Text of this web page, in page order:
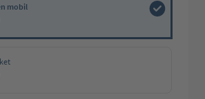
mobil